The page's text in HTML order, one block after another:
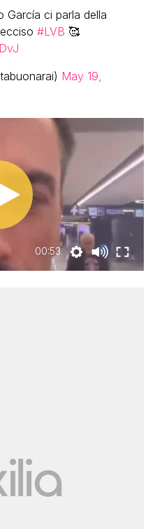
García ci parla della
#LVB 🥰
May 19,
00:53